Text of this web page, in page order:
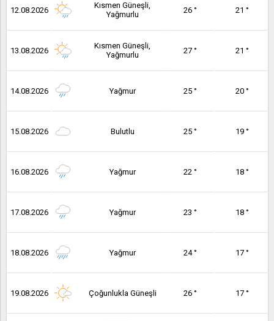
12.08.2026
Kısmen Güneşli,
Yağmurlu
26 ° 21 °
13.08.2026
Kısmen Güneşli,
Yağmurlu
27 ° 21 °
14.08.2026 Yağmur 25 ° 20 °
15.08.2026 Bulutlu 25 ° 19 °
16.08.2026 Yağmur 22 ° 18 °
17.08.2026 Yağmur 23 ° 18 °
18.08.2026 Yağmur 24 ° 17 °
19.08.2026 Çoğunlukla Güneşli 26 ° 17 °